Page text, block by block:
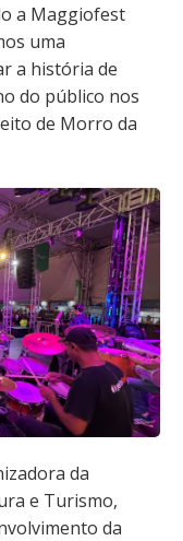
a Maggiofest
uma
a história de
do público nos
de Morro da
da
e Turismo,
da